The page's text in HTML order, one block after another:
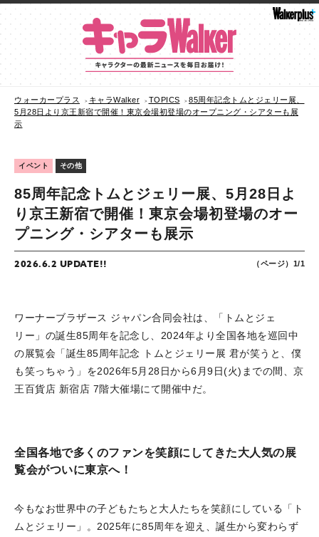
ウォーカープラス キャラWalker TOPICS
85周年記念トムとジェリー展、
5月28日より京王新宿で開催！東京会場初登場のオープニング・シアターも展
示
イベント その他
85周年記念トムとジェリー展、5月28日よ
り京王新宿で開催！東京会場初登場のオー
プニング・シアターも展示
2026.6.2 UPDATE!! （ページ）1/1
ワーナーブラザース ジャパン合同会社は、「トムとジェ
リー」の誕生85周年を記念し、2024年より全国各地を巡回中
の展覧会「誕生85周年記念 トムとジェリー展 君が笑うと、僕
も笑っちゃう」を2026年5月28日から6月9日(火)までの間、京
王百貨店 新宿店 7階大催場にて開催中だ。
全国各地で多くのファンを笑顔にしてきた大人気の展
覧会がついに東京へ！
今もなお世界中の子どもたちと大人たちを笑顔にしている「ト
ムとジェリー」。2025年に85周年を迎え、誕生から変わらず